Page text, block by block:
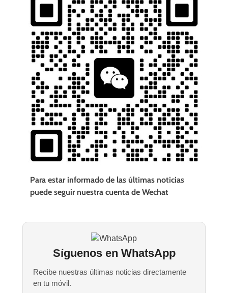
Para estar informado de las últimas noticias
puede seguir nuestra cuenta de Wechat
Síguenos en WhatsApp
Recibe nuestras últimas noticias directamente
en tu móvil.